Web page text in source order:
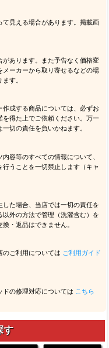
て見える場合があります。掲載画
あります。また予告なく価格変
ーカーから取り寄せるなどの場
す。
成する商品については、必ずお
得た上でご依頼ください。万一
切の責任を負いかねます。
容等のすべての情報について、
うことを一切禁止します（キャ
た場合、当店では一切の責任を
外の方法で管理（洗濯含む）を
・返品はできません。
のご利用については ご利用ガイド
ドの修理対応については こちら
す